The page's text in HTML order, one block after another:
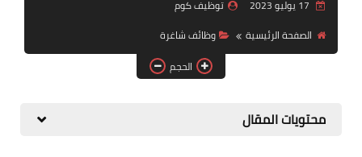
نماذج سيرة ذاتية
توظيف كوم
الصفحة الرئيسية
وظائف شاغرة
الحجم
محتويات المقال